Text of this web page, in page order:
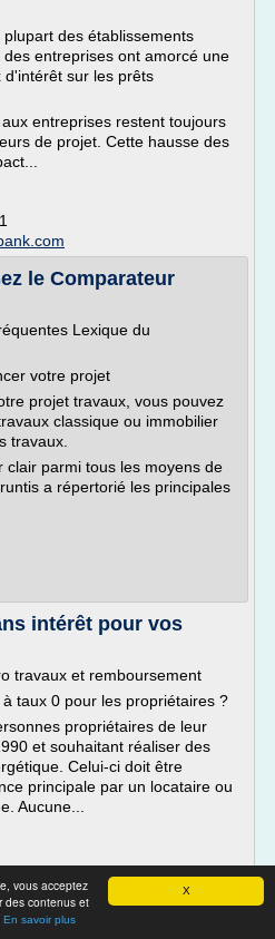
X
vous acceptez
des contenus et
En savoir plus
des établissements
entreprises ont amorcé une
sur les prêts
entreprises restent toujours
de projet. Cette hausse des
le Comparateur
Lexique du
votre projet
projet travaux, vous pouvez
classique ou immobilier
travaux.
clair parmi tous les moyens de
a répertorié les principales
intérêt pour vos
travaux et remboursement
taux 0 pour les propriétaires ?
propriétaires de leur
et souhaitant réaliser des
Celui-ci doit être
principale par un locataire ou
Aucune...
2017 - La